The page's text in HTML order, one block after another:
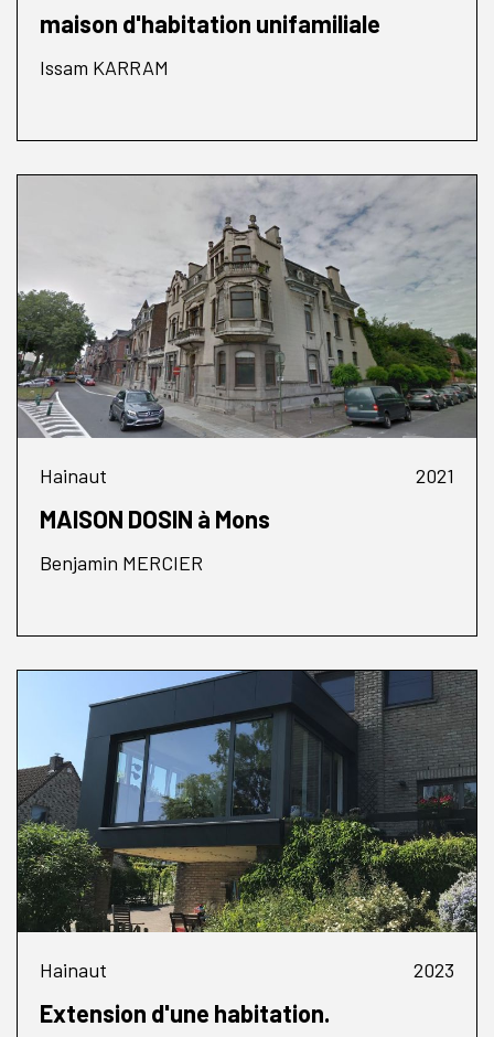
maison d'habitation unifamiliale
Issam KARRAM
Hainaut 2021
MAISON DOSIN à Mons
Benjamin MERCIER
Hainaut 2023
Extension d'une habitation.